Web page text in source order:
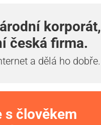
korporát,
česká firma.
a dělá ho dobře.
s člověkem